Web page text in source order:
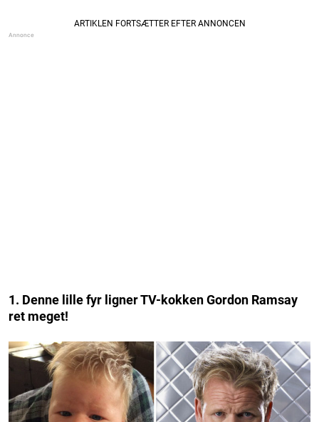
1. Denne lille fyr ligner TV-kokken Gordon Ramsay
ret meget!